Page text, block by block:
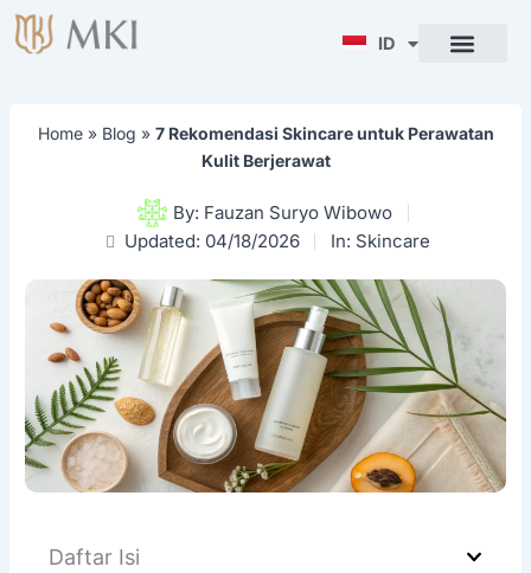
Lewati
ke
ID
ENG
Home» Blog » 7 Rekomendasi Skincare untuk Perawatan
Kulit Berjerawat
By: Fauzan Suryo Wibowo
Updated: 04/18/2026
In: Skincare
Daftar Isi